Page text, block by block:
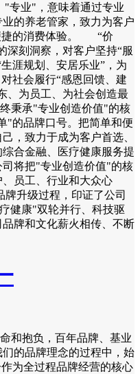
业"，意味着通过专业
的养老管家，致力为客户
捷的消费体验。 “价
深刻洞察，对客户坚持“服
涯规划、安居乐业”，为
社会履行“感恩回馈、建
、为员工、为社会创造最
秉承"专业创造价值"的核
"的品牌口号。把简单和便
，致力于成为客户首选、
合金融、医疗健康服务提
将把"专业创造价值"的核
员工、行业和大众心
升级过程，印证了公司
健康"双轮并行、科技驱
牌和文化薪火相传、不断
抱负，百年品牌、基业
的品牌理念的过程中，始
为全过程品牌经营的核心